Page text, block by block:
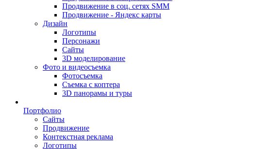
Продвижение в соц. сетях SMM
Продвижение - Яндекс карты
Дизайн
Логотипы
Персонажи
Сайты
3D моделирование
Фото и видеосъемка
Фотосъемка
Съемка с коптера
3D панорамы и туры
Портфолио
Сайты
Продвижение
Контекстная реклама
Логотипы